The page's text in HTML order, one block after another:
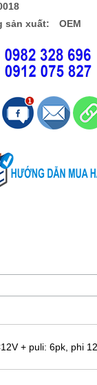
sản xuất:
OEM
+ puli: 6pk, phi